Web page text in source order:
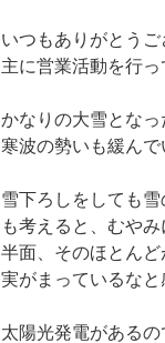
いつもありがとうご
主に営業活動を行っ
かなりの大雪とな
寒波の勢いも緩んで
雪下ろしをしても
も考えると、むや
半面、そのほとん
実がまっているなと
太陽光発電がある